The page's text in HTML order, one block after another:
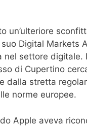
un’ulteriore
Digital Markets
settore digitale.
di Cupertino
dalla stretta
norme europee.
Apple aveva